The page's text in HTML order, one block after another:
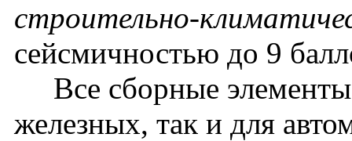
строительно-
сейсмичностью до 9
Все сборные элементы
железных, так и для